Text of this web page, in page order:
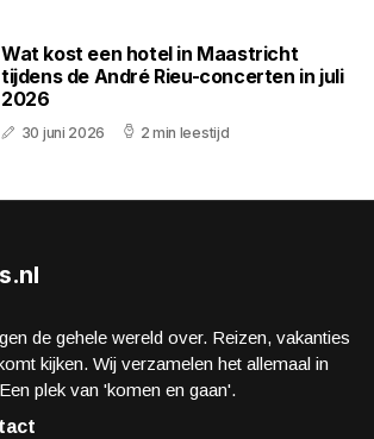
Wat kost een hotel in Maastricht
tijdens de André Rieu-concerten in juli
2026
30 juni 2026 2 min leestijd
de gehele wereld over. Reizen, vakanties
kijken. Wij verzamelen het allemaal in
plek van 'komen en gaan'.